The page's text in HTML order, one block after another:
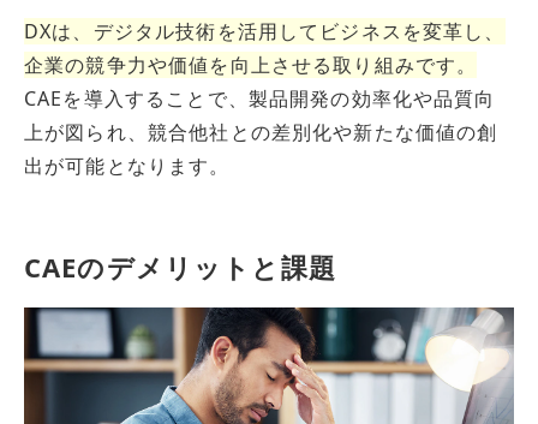
DXは、デジタル技術を活用してビジネスを変革し、
企業の競争力や価値を向上させる取り組みです。
CAEを導入することで、製品開発の効率化や品質向
上が図られ、競合他社との差別化や新たな価値の創
出が可能となります。
CAEのデメリットと課題